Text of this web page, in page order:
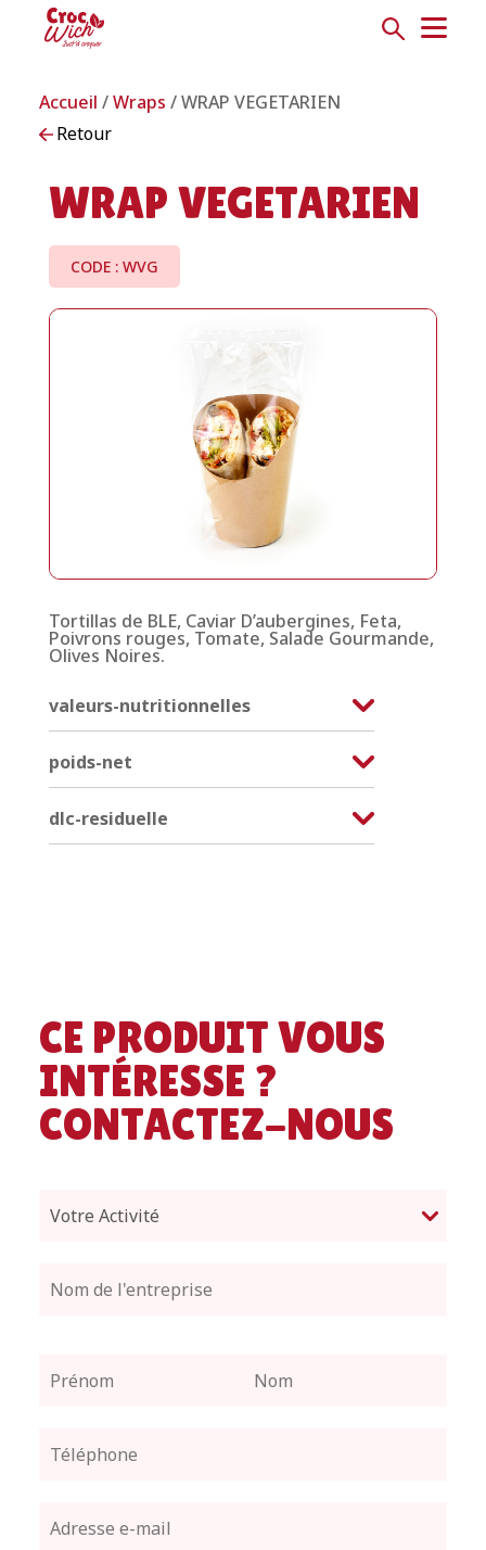
Accueil /Wraps / WRAP VEGETARIEN
Retour
WRAP VEGETARIEN
CODE : WVG
Tortillas de BLE, Caviar D’aubergines, Feta,
Poivrons rouges, Tomate, Salade Gourmande,
Olives Noires.
valeurs-nutritionnelles
poids-net
dlc-residuelle
CE PRODUIT VOUS
INTÉRESSE ?
CONTACTEZ-NOUS